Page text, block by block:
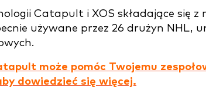
Catapult i XOS składające się z
używane przez 26 drużyn NHL,
może pomóc Twojemu
dowiedzieć się więcej.